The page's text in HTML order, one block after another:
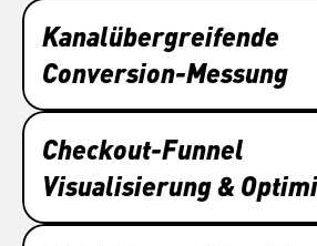
Kanalübergreifende
Conversion-Messung
Checkout-Funnel
Visualisierung &